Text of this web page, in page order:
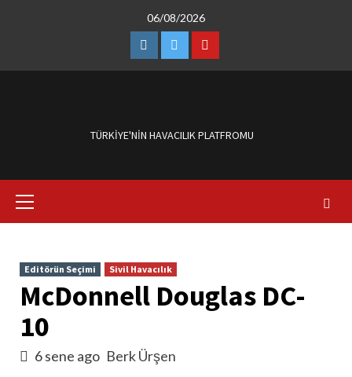
06/08/2026
Instagram
TwitterYoutube
TÜRKIYE'NIN HAVACILIK PLATFROMU
Primary
Editörün Seçimi Sivil Havacılık
McDonnell Douglas DC-
10
6 sene ago Berk Ürşen